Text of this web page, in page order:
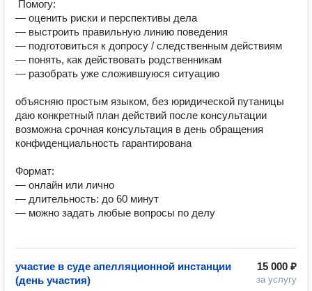
— оценить риски и перспективы дела
— выстроить правильную линию поведения
— подготовиться к допросу / следственным действиям
— понять, как действовать родственникам
— разобрать уже сложившуюся ситуацию
объясняю простым языком, без юридической путаницы
даю конкретный план действий после консультации
возможна срочная консультация в день обращения
конфиденциальность гарантирована
Формат:
— онлайн или лично
— длительность: до 60 минут
— можно задать любые вопросы по делу
15 000 ₽
за услугу
участие в суде апелляционной инстанции
(день участия)